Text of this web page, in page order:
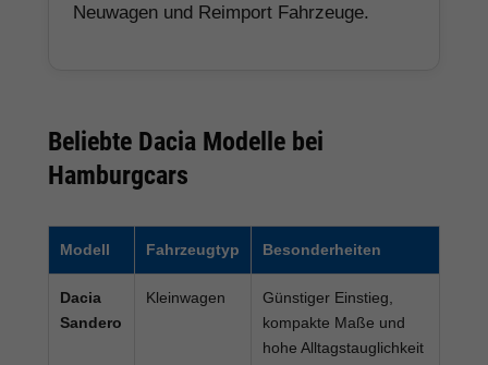
Neuwagen und Reimport Fahrzeuge.
Beliebte Dacia Modelle bei
Hamburgcars
Modell Fahrzeugtyp Besonderheiten
Dacia
Sandero
Kleinwagen
Günstiger Einstieg,
kompakte Maße und
hohe Alltagstauglichkeit